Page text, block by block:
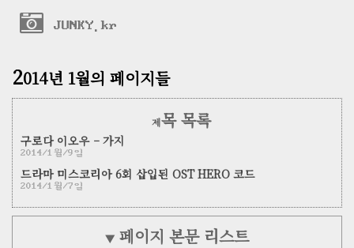
JUNKY.kr
2014년 1월의 페이지들
제목 목록
구로다 이오우 – 가지
2014/1월/9일
드라마 미스코리아 6회 삽입된 OST HERO 코드
2014/1월/7일
▼ 페이지 본문 리스트